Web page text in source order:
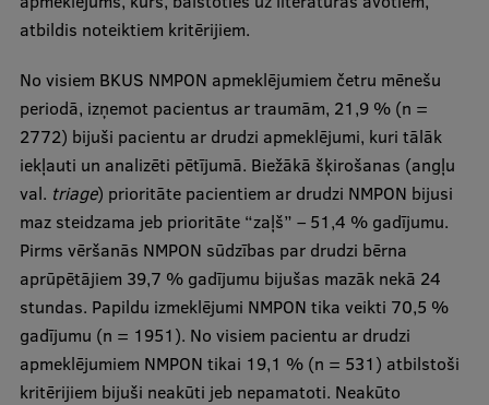
Fakultātes
Stratēģija
Struktūra
Vēsture un tradīcijas
Identitāte
RSU fonds
Aula
Muzeji un ekspozīcijas
Ģerbonis
atbildis noteiktiem kritērijiem.
No visiem BKUS NMPON apmeklējumiem četru mēnešu
periodā, izņemot pacientus ar traumām, 21,9 % (n =
2772) bijuši pacientu ar drudzi apmeklējumi, kuri tālāk
iekļauti un analizēti pētījumā. Biežākā šķirošanas (angļu
val. triage) prioritāte pacientiem ar drudzi NMPON bijusi
maz steidzama jeb prioritāte “zaļš” – 51,4 % gadījumu.
Pirms vēršanās NMPON sūdzības par drudzi bērna
aprūpētājiem 39,7 % gadījumu bijušas mazāk nekā 24
stundas. Papildu izmeklējumi NMPON tika veikti 70,5 %
gadījumu (n = 1951). No visiem pacientu ar drudzi
apmeklējumiem NMPON tikai 19,1 % (n = 531) atbilstoši
kritērijiem bijuši neakūti jeb nepamatoti. Neakūto